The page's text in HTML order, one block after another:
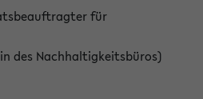
für
des Nachhaltigkeitsbüros)